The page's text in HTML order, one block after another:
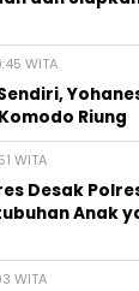
WITA
Riung
WITA
Desak
Anak
WITA